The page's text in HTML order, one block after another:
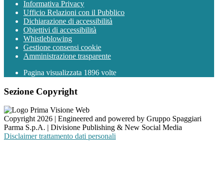
Informativa Privacy
Ufficio Relazioni con il Pubblico
Dichiarazione di accessibilità
Obiettivi di accessibilità
Whistleblowing
Gestione consensi cookie
Amministrazione trasparente
Pagina visualizzata 1896 volte
Sezione Copyright
Copyright 2026 | Engineered and powered by Gruppo Spaggiari
Parma S.p.A. | Divisione Publishing & New Social Media
Disclaimer trattamento dati personali